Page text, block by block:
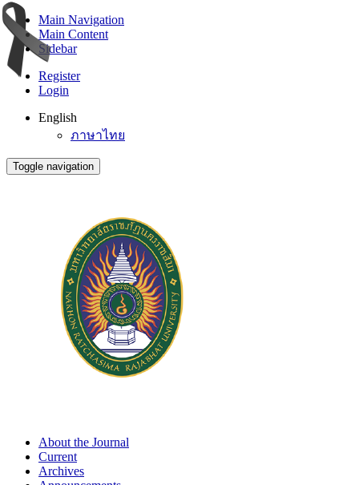
Main Navigation
Main Content
Sidebar
Register
Login
English
ภาษาไทย
Toggle navigation
About the Journal
Current
Archives